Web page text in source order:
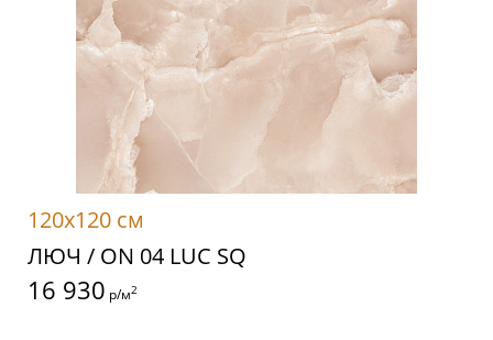
120x120 см
ЛЮЧ / ON 04 LUC SQ
16 930 р/м2